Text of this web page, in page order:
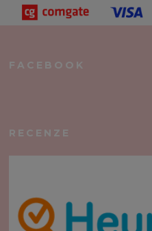
FACEBOOK
RECENZE